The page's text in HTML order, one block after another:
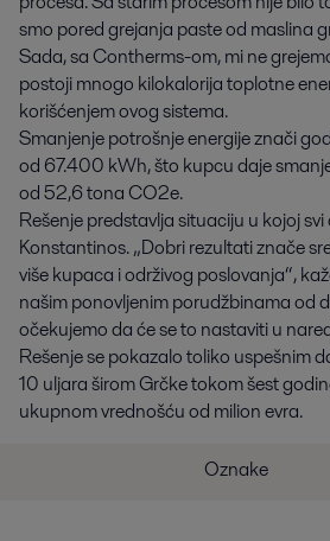
smo pored grejanja paste od maslina
Sada, sa Contherms-om, mi ne
postoji mnogo kilokalorija toplotne
korišćenjem ovog sistema.
Smanjenje potrošnje energije znači
od 67.400 kWh, što kupcu daje
od 52,6 tona CO2e.
Rešenje predstavlja situaciju u kojoj
Konstantinos. „Dobri rezultati znače
više kupaca i održivog poslovanja“,
našim ponovljenim porudžbinama od
očekujemo da će se to nastaviti u
Rešenje se pokazalo toliko uspešnim
10 uljara širom Grčke tokom šest
ukupnom vrednošću od milion evra.
Oznake